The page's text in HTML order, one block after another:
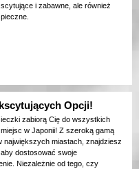
i zabawne, ale również
Opcji!
zabiorą Cię do wszystkich
w Japonii! Z szeroką gamą
największych miastach, znajdziesz
dostosować swoje
Niezależnie od tego, czy